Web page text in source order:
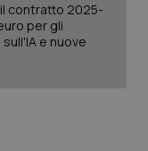
contratto 2025-
per gli
e nuove